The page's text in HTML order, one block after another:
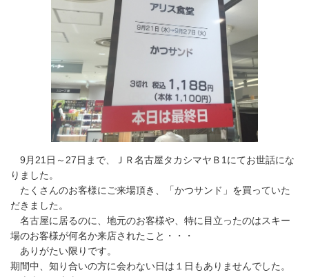
9月21日～27日まで、ＪＲ名古屋タカシマヤＢ1にてお世話にな
りました。
たくさんのお客様にご来場頂き、「かつサンド」を買っていた
だきました。
名古屋に居るのに、地元のお客様や、特に目立ったのはスキー
場のお客様が何名か来店されたこと・・・
ありがたい限りです。
期間中、知り合いの方に会わない日は１日もありませんでした。